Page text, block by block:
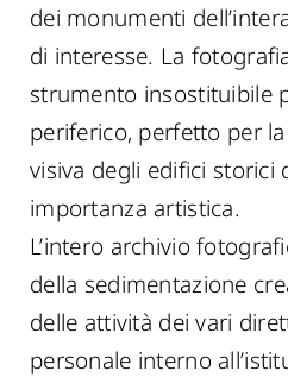
dei monumenti
di interesse. La
strumento insostituibile
periferico, perfetto per
visiva degli edifici storici
importanza artistica.
L’intero archivio
della sedimentazione
delle attività dei vari
personale interno